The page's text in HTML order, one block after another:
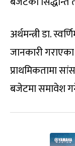
अर्थमन्त्री डा.
जानकारी
प्राथमिकतामा
बजेटमा समावेश